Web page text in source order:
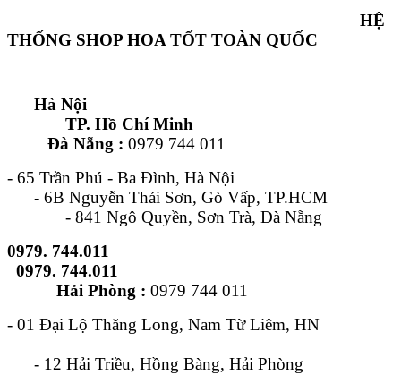
HỆ
THỐNG SHOP HOA TỐT TOÀN QUỐC
Hà Nội
TP. Hồ Chí Minh
Đà Nẵng : 0979 744 011
- 65 Trần Phú - Ba Đình, Hà Nội
- 6B Nguyễn Thái Sơn, Gò Vấp, TP.HCM
- 841 Ngô Quyền, Sơn Trà, Đà Nẵng
0979. 744.011
0979. 744.011
Hải Phòng : 0979 744 011
- 01 Đại Lộ Thăng Long, Nam Từ Liêm, HN
- 12 Hải Triều, Hồng Bàng, Hải Phòng